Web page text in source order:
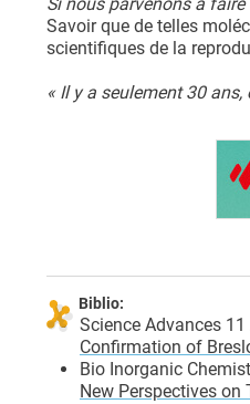
Si nous parvenons à
Savoir que de telles
scientifiques de la
« Il y a seulement 30
Biblio:
Science Advances
Confirmation of
Bio Inorganic
New Perspectives